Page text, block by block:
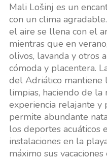
Mali Lošinj es un
con un clima
el aire se llena con el
mientras que en
olivos, lavanda y otros
cómoda y placentera.
del Adriático mantiene
limpias, haciendo de la
experiencia relajante y
permite abundante
los deportes acuáticos
instalaciones en la
máximo sus